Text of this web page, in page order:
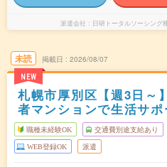
派遣会社 日研トータルソーシン
未読
NEW
掲載日 2026/08/07
札幌市厚別区【週3日～
者マンションで生活サポ
職種未経験OK 交通費別途支給あり
WEB登録OK 派遣